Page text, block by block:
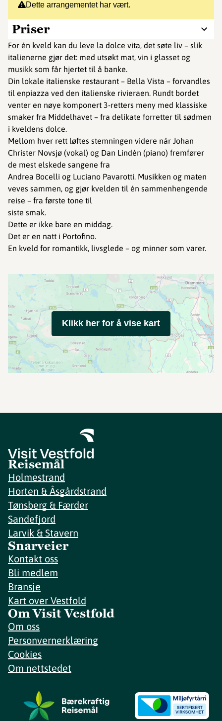
Dette arrangementet har vært.
Priser
For én kveld kan du leve la dolce vita, det søte liv – slik
italienerne gjør det: med utsøkt mat, vin i glasset og
musikk som får hjertet til å banke.
Din lokale italienske restaurant – Bella Vista – forvandles
til enpiazza ved den italienske rivieraen. Rundt bordet
venter en nøye komponert 3-retters meny med klassiske
smaker fra Middelhavet – fra delikate forretter til sødmen
i kveldens dolce.
Mellom hver rett løftes stemningen videre når Johan
Christer Novsjø (vokal) og Dan Lindén (piano) fremfører
de mest elskede sangene fra
Andrea Bocelli og Luciano Pavarotti. Musikken og maten
veves sammen, og gjør kvelden til én sammenhengende
reise – fra første tone til
siste smak.
Dette er ikke bare en middag.
Det er en natt i Portofino.
En kveld for romantikk, livsglede – og minner som varer.
Klikk her for å vise kart
Reisemål
Holmestrand
Horten & Åsgårdstrand
Tønsberg & Færder
Sandefjord
Larvik & Stavern
Snarveier
Kontakt oss
Bli medlem
Bransje
Kart over Vestfold
Om Visit Vestfold
Om oss
Personvernerklæring
Cookies
Om nettstedet